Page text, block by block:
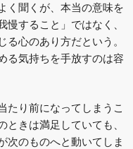
く聞くが、本当の意味を
すること」ではなく、
心のあり方だという。
る気持ちを手放すのは容
たり前になってしまうこ
ときは満足していても、
次のものへと動いてしま